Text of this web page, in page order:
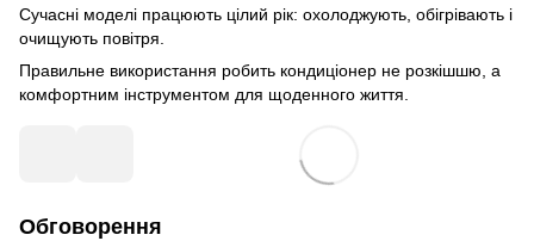
Сучасні моделі працюють цілий рік: охолоджують, обігрівають і
очищують повітря.
Правильне використання робить кондиціонер не розкішшю, а
комфортним інструментом для щоденного життя.
Обговорення